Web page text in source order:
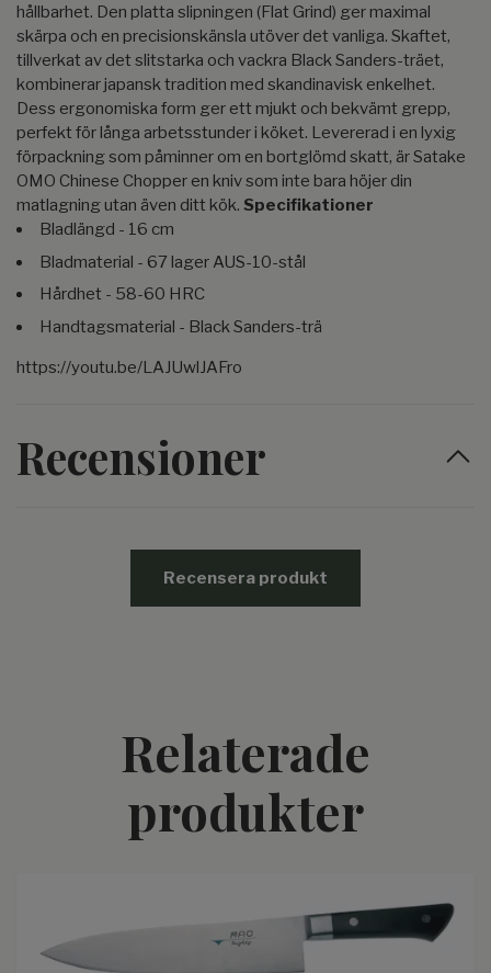
hållbarhet. Den platta slipningen (Flat Grind) ger maximal
skärpa och en precisionskänsla utöver det vanliga. Skaftet,
tillverkat av det slitstarka och vackra Black Sanders-träet,
kombinerar japansk tradition med skandinavisk enkelhet.
Dess ergonomiska form ger ett mjukt och bekvämt grepp,
perfekt för långa arbetsstunder i köket. Levererad i en lyxig
förpackning som påminner om en bortglömd skatt, är Satake
OMO Chinese Chopper en kniv som inte bara höjer din
matlagning utan även ditt kök. Specifikationer
Bladlängd - 16 cm
Bladmaterial - 67 lager AUS-10-stål
Hårdhet - 58-60 HRC
Handtagsmaterial - Black Sanders-trä
https://youtu.be/LAJUwlJAFro
Recensioner
Recensera produkt
Relaterade
produkter